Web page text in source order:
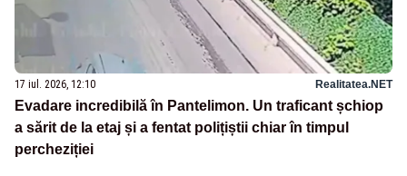
17 iul. 2026, 12:10 Realitatea.NET
Evadare incredibilă în Pantelimon. Un traficant șchiop
a sărit de la etaj și a fentat polițiștii chiar în timpul
percheziției